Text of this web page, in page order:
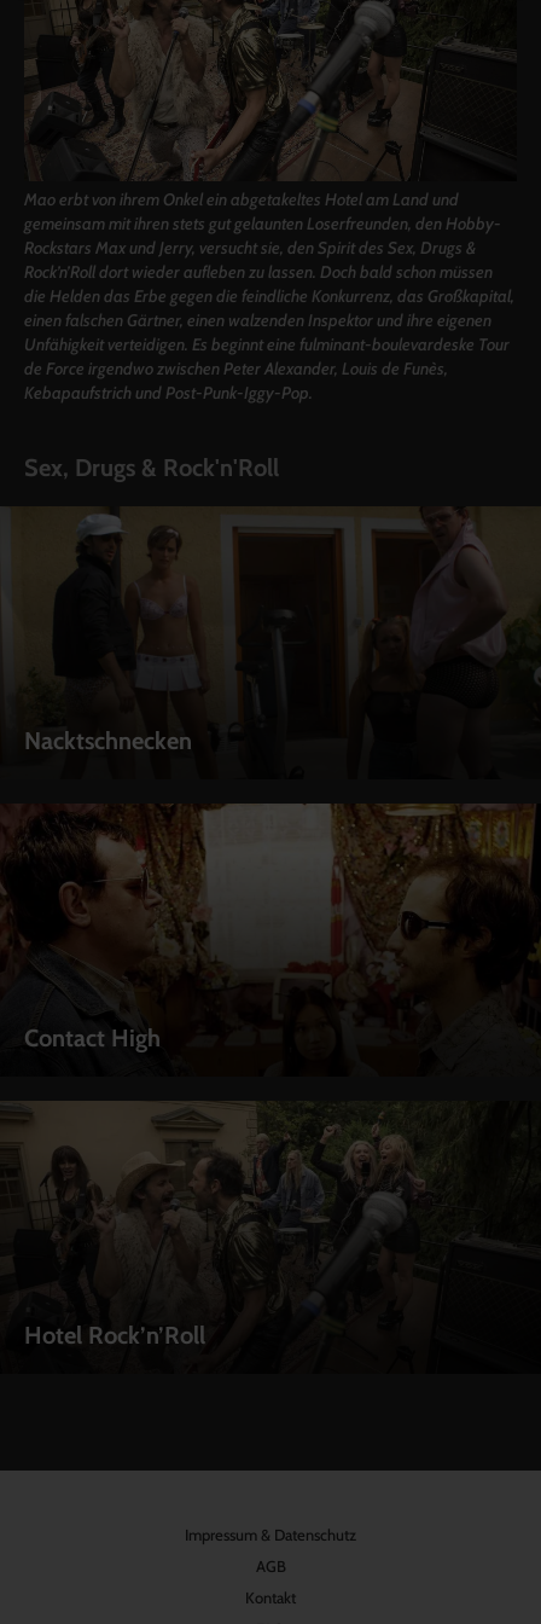
Mao erbt von ihrem Onkel ein abgetakeltes Hotel am Land und
gemeinsam mit ihren stets gut gelaunten Loserfreunden, den Hobby-
Rockstars Max und Jerry, versucht sie, den Spirit des Sex, Drugs &
Rock’n’Roll dort wieder aufleben zu lassen. Doch bald schon müssen
die Helden das Erbe gegen die feindliche Konkurrenz, das Großkapital,
einen falschen Gärtner, einen walzenden Inspektor und ihre eigenen
Unfähigkeit verteidigen. Es beginnt eine fulminant-boulevardeske Tour
de Force irgendwo zwischen Peter Alexander, Louis de Funès,
Kebapaufstrich und Post-Punk-Iggy-Pop.
Sex, Drugs & Rock'n'Roll
Nacktschnecken
Contact High
Hotel Rock’n’Roll
Impressum & Datenschutz
AGB
Kontakt